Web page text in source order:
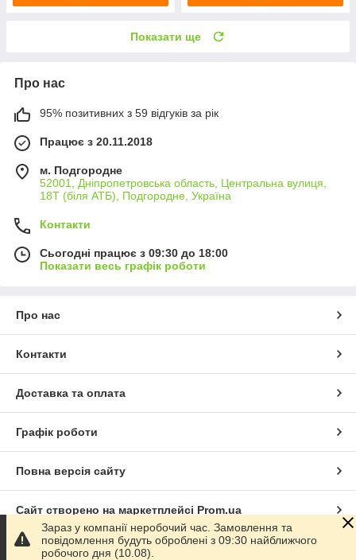
Показати ще
Про нас
95% позитивних з 59 відгуків за рік
Працює з 20.11.2018
м. Подгородне
52001, Дніпропетровська область, Центральна вулиця,
18Т (біля АТБ), Подгородне, Україна
Контакти
Сьогодні працює з 09:30 до 18:00
Показати весь графік роботи
Про нас
Контакти
Доставка та оплата
Графік роботи
Повна версія сайту
Сайт створено на маркетплейсі Prom.ua
Політика конфіденційності
Зараз у компанії неробочий час. Замовлення та
повідомлення будуть оброблені з 09:30 найближчого
робочого дня (10.08).